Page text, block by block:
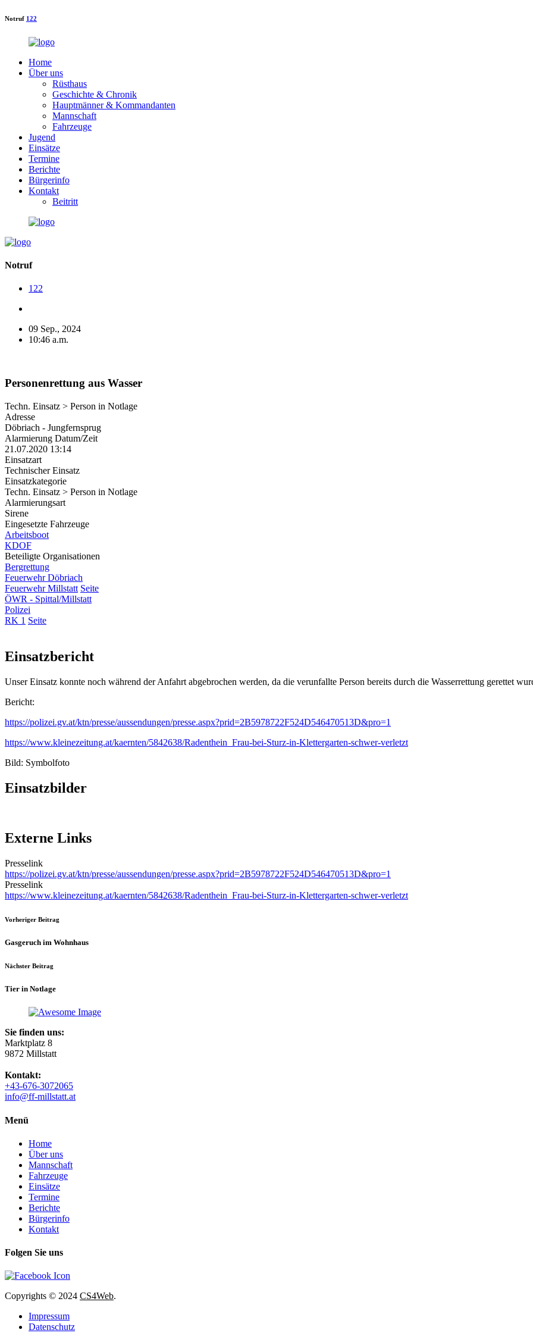
Notruf 122
Home
Über uns
Rüsthaus
Geschichte & Chronik
Hauptmänner & Kommandanten
Mannschaft
Fahrzeuge
Jugend
Einsätze
Termine
Berichte
Bürgerinfo
Kontakt
Beitritt
Notruf
122
09 Sep., 2024
10:46 a.m.
Personenrettung aus Wasser
Techn. Einsatz > Person in Notlage
Adresse
Döbriach - Jungfernsprug
Alarmierung Datum/Zeit
21.07.2020 13:14
Einsatzart
Technischer Einsatz
Einsatzkategorie
Techn. Einsatz > Person in Notlage
Alarmierungsart
Sirene
Eingesetzte Fahrzeuge
Arbeitsboot
KDOF
Beteiligte Organisationen
Bergrettung
Feuerwehr Döbriach
Feuerwehr Millstatt Seite
ÖWR - Spittal/Millstatt
Polizei
RK 1 Seite
Einsatzbericht
Unser Einsatz konnte noch während der Anfahrt abgebrochen werden, da die verunfallte Person bereits durch die Wasserrettung gerettet
Bericht:
https://polizei.gv.at/ktn/presse/aussendungen/presse.aspx?prid=2B5978722F524D546470513D&pro=1
https://www.kleinezeitung.at/kaernten/5842638/Radenthein_Frau-bei-Sturz-in-Klettergarten-schwer-verletzt
Bild: Symbolfoto
Einsatzbilder
Externe Links
Presselink
https://polizei.gv.at/ktn/presse/aussendungen/presse.aspx?prid=2B5978722F524D546470513D&pro=1
Presselink
https://www.kleinezeitung.at/kaernten/5842638/Radenthein_Frau-bei-Sturz-in-Klettergarten-schwer-verletzt
Vorheriger Beitrag
Gasgeruch im Wohnhaus
Nächster Beitrag
Tier in Notlage
Sie finden uns:
Marktplatz 8
9872 Millstatt
Kontakt:
+43-676-3072065
info@ff-millstatt.at
Menü
Home
Über uns
Mannschaft
Fahrzeuge
Einsätze
Termine
Berichte
Bürgerinfo
Kontakt
Folgen Sie uns
Copyrights © 2024 CS4Web.
Impressum
Datenschutz